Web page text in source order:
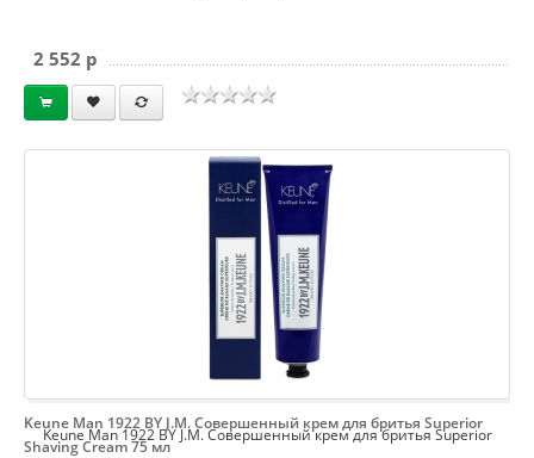
2 552 p
Keune Man 1922 BY J.M. Совершенный крем для бритья Superior
Keune Man 1922 BY J.M. Совершенный крем для бритья Superior
Shaving Cream 75 мл